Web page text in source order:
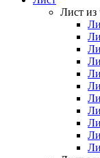
Лист из